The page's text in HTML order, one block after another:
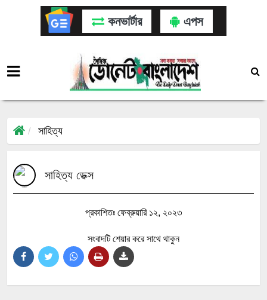
কনভার্টার এপস
সাহিত্য
সাহিত্য ডেক্স
প্রকাশিতঃ ফেব্রুয়ারি ১২, ২০২৩
সংবাদটি শেয়ার করে সাথে থাকুন